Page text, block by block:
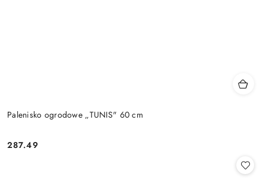
Palenisko ogrodowe „TUNIS" 60 cm
Cena:
287.49